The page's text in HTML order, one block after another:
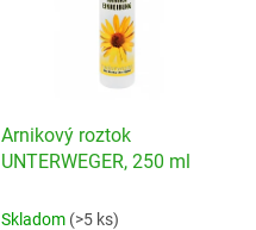
Arnikový roztok
UNTERWEGER, 250 ml
Skladom (>5 ks)